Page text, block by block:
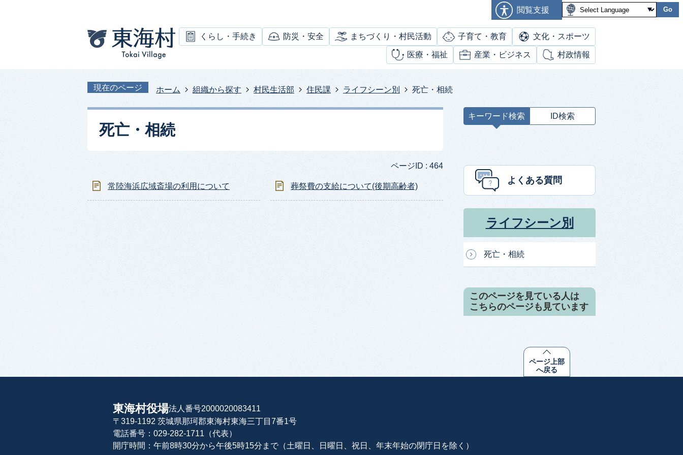
閲覧支援 Go
くらし・手続き 防災・安全 まちづくり・村民活動 子育て・教育 文化・スポーツ
医療・福祉 産業・ビジネス 村政情報
現在のページ ホーム 組織から探す 村民生活部 住民課 ライフシーン別 死亡・相続
死亡・相続
ページID : 464
常陸海浜広域斎場の利用について 葬祭費の支給について(後期高齢者)
キーワード検索 ID検索
ー
よくある質問
ライフシーン別
死亡・相続
このページを見ている人は
こちらのページも見ています
ページ上部
へ戻る
東海村役場法人番号2000020083411
〒319-1192 茨城県那珂郡東海村東海三丁目7番1号
電話番号：029-282-1711（代表）
開庁時間：午前8時30分から午後5時15分まで（土曜日、日曜日、祝日、年末年始の閉庁日を除く）